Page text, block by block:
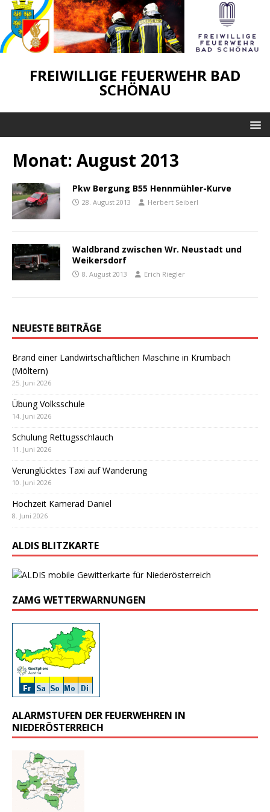
FREIWILLIGE FEUERWEHR BAD
SCHÖNAU
Monat: August 2013
Pkw Bergung B55 Hennmühler-Kurve
28. August 2013 Herbert Seiberl
Waldbrand zwischen Wr. Neustadt und
Weikersdorf
8. August 2013 Erich Riegler
NEUESTE BEITRÄGE
Brand einer Landwirtschaftlichen Maschine in Krumbach
(Möltern)
25. Juni 2026
Übung Volksschule
14. Juni 2026
Schulung Rettugsschlauch
11. Juni 2026
Verunglücktes Taxi auf Wanderung
10. Juni 2026
Hochzeit Kamerad Daniel
8. Juni 2026
ALDIS BLITZKARTE
ZAMG WETTERWARNUNGEN
ALARMSTUFEN DER FEUERWEHREN IN
NIEDERÖSTERREICH